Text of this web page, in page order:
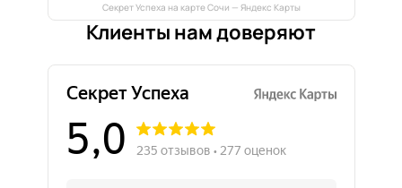
Секрет Успеха на карте Сочи — Яндекс Карты
Клиенты нам доверяют